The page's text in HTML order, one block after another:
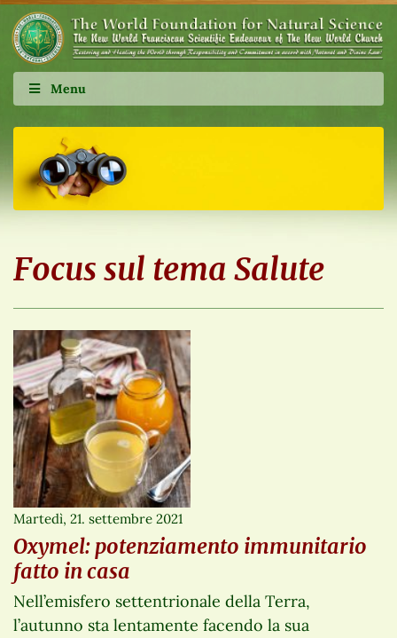
Menu
Focus sul tema Salute
Martedì, 21. settembre 2021
Oxymel: potenziamento immunitario
fatto in casa
Nell’emisfero settentrionale della Terra,
l’autunno sta lentamente facendo la sua